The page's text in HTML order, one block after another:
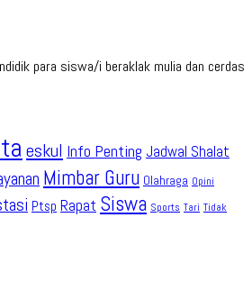
para siswa/i beraklak mulia dan cerdas
eskul Info Penting Jadwal Shalat
Mimbar Guru Olahraga Opini
Ptsp Rapat Siswa Sports Tari Tidak